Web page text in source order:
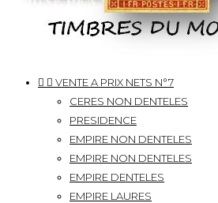
  VENTE A PRIX NETS N°7
CERES NON DENTELES
PRESIDENCE
EMPIRE NON DENTELES
EMPIRE NON DENTELES
EMPIRE DENTELES
EMPIRE LAURES